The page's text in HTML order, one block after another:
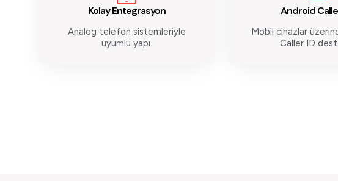
Kolay Entegrasyon
Analog telefon sistemleriyle
uyumlu yapı.
Android
Mobil cihazlar
Caller ID